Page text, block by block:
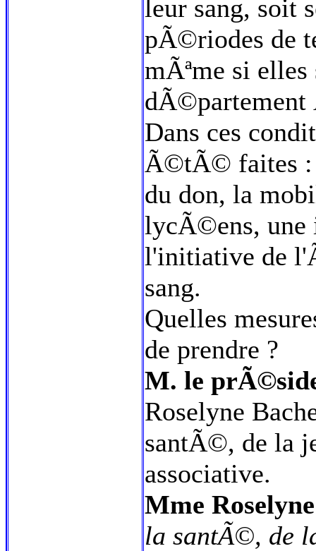
leur sang, soit
pÃ©riodes de
mÃªme si
Dans ces
Ã©tÃ© faites :
du don, la
lycÃ©ens, une
l'initiative de
sang.
Quelles
de prendre ?
M. le
Roselyne
santÃ©, de la
associative.
Mme
la santÃ©, de